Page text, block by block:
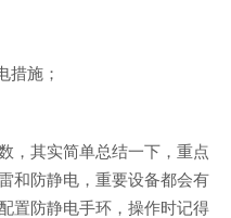
措施；
，其实简单总结一下，重点
和防静电，重要设备都会有
置防静电手环，操作时记得